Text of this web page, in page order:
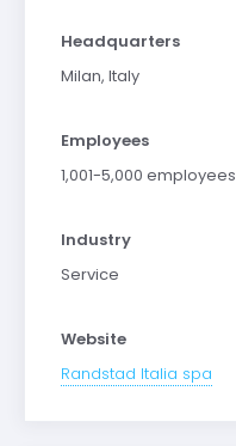
Headquarters
Milan, Italy
Employees
1,001-5,000 employees
Industry
Service
Website
Randstad Italia spa